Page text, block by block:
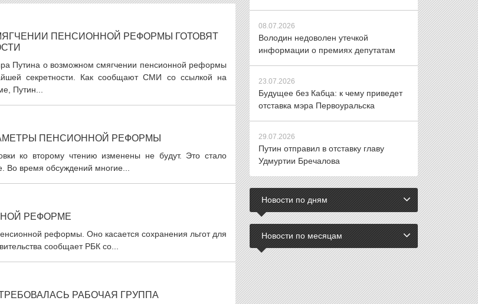
ПЕНСИОННОЙ РЕФОРМЫ ГОТОВЯТ
Путина о возможном смягчении пенсионной реформы
секретности. Как сообщают СМИ со ссылкой на
Путин...
ПЕНСИОННОЙ РЕФОРМЫ
ко второму чтению изменены не будут. Это стало
Во время обсуждений многие...
РЕФОРМЕ
реформы. Оно касается сохранения льгот для
сообщает РБК со...
РАБОЧАЯ ГРУППА
08.07.2026
Володин недоволен утечкой
информации о премиях депутатам
23.07.2026
Будущее без Кабца: к чему приведет
отставка мэра Первоуральска
29.07.2026
Путин отправил в отставку главу
Удмуртии Бречалова
Новости по дням
Новости по месяцам